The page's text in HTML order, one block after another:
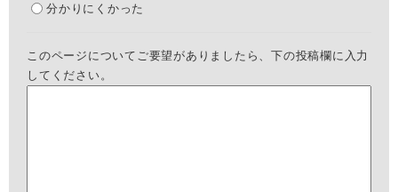
分かりにくかった
このページについてご要望がありましたら、下の投稿欄に入力
してください。